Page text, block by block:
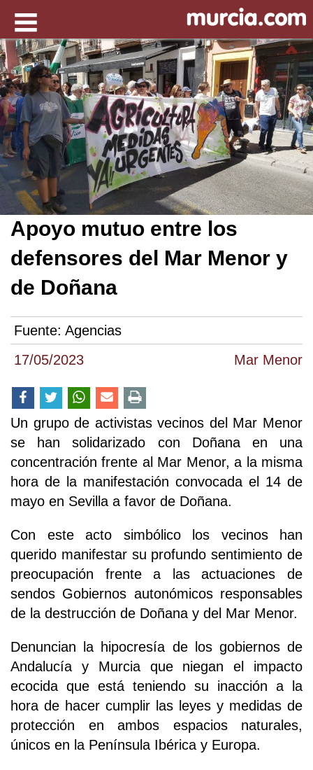
17/05/2023 Mar Menor
Apoyo mutuo entre los
defensores del Mar Menor y
de Doñana
Fuente: Agencias
Un grupo de activistas vecinos del Mar Menor
se han solidarizado con Doñana en una
concentración frente al Mar Menor, a la misma
hora de la manifestación convocada el 14 de
mayo en Sevilla a favor de Doñana.
Con este acto simbólico los vecinos han
querido manifestar su profundo sentimiento de
preocupación frente a las actuaciones de
sendos Gobiernos autonómicos responsables
de la destrucción de Doñana y del Mar Menor.
Denuncian la hipocresía de los gobiernos de
Andalucía y Murcia que niegan el impacto
ecocida que está teniendo su inacción a la
hora de hacer cumplir las leyes y medidas de
protección en ambos espacios naturales,
únicos en la Península Ibérica y Europa.